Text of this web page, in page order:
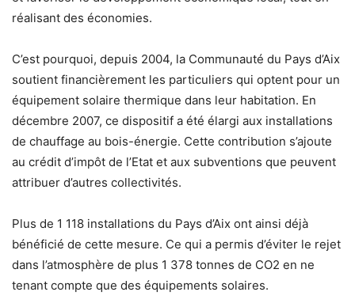
réalisant des économies.
C’est pourquoi, depuis 2004, la Communauté du Pays d’Aix
soutient financièrement les particuliers qui optent pour un
équipement solaire thermique dans leur habitation. En
décembre 2007, ce dispositif a été élargi aux installations
de chauffage au bois-énergie. Cette contribution s’ajoute
au crédit d’impôt de l’Etat et aux subventions que peuvent
attribuer d’autres collectivités.
Plus de 1 118 installations du Pays d’Aix ont ainsi déjà
bénéficié de cette mesure. Ce qui a permis d’éviter le rejet
dans l’atmosphère de plus 1 378 tonnes de CO2 en ne
tenant compte que des équipements solaires.